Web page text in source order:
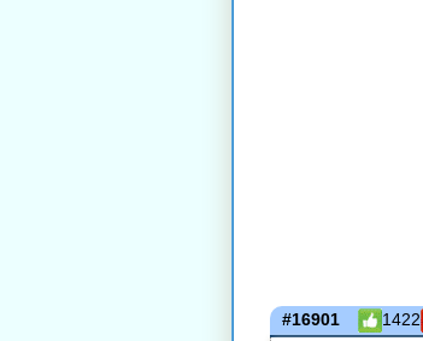
#16901 1422